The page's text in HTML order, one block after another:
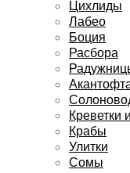
Цихлиды
Лабео
Боция
Расбора
Креветки
Крабы
Улитки
Сомы